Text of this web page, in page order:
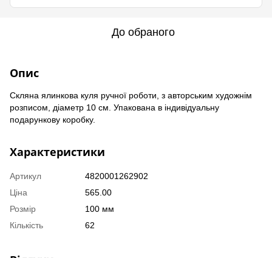
До обраного
Опис
Скляна ялинкова куля ручної роботи, з авторським художнім
розписом, діаметр 10 см. Упакована в індивідуальну
подарункову коробку.
Характеристики
Артикул
4820001262902
Ціна
565.00
Розмір
100 мм
Кількість
62